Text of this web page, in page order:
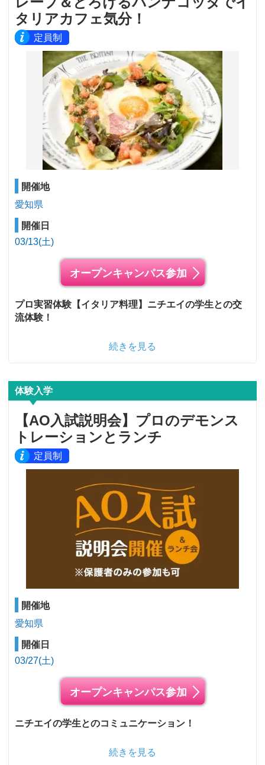
タリアカフェ気分！
定員制
開催地
愛知県
開催日
03/13(土)
オープンキャンパス参加
プロ実習体験【イタリア料理】ニチエイの学生との交
流体験！
続きを見る
体験入学
【AO入試説明会】プロのデモンス
トレーションとランチ
定員制
開催地
愛知県
開催日
03/27(土)
オープンキャンパス参加
ニチエイの学生とのコミュニケーション！
続きを見る